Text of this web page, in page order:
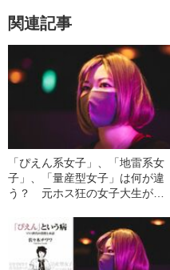
関連記事
「ぴえん系女子」、「地雷系女
子」、「量産型女子」は何が違
う？ 元ホス狂の女子大生が語